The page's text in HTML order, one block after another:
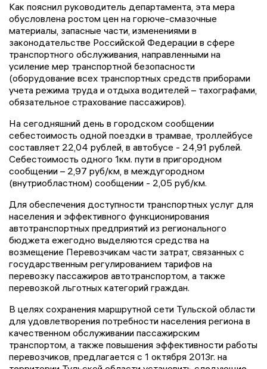
Как пояснил руководитель департамента, эта мера
обусловлена ростом цен на горюче-смазочные
материалы, запасные части, изменениями в
законодательстве Российской Федерации в сфере
транспортного обслуживания, направленными на
усиление мер транспортной безопасности
(оборудование всех транспортных средств приборами
учета режима труда и отдыха водителей – тахографами,
обязательное страхование пассажиров).
На сегодняшний день в городском сообщении
себестоимость одной поездки в трамвае, троллейбусе
составляет 22,04 рублей, в автобусе - 24,91 рублей.
Себестоимость одного 1км. пути в пригородном
сообщении – 2,97 руб/км, в междугородном
(внутриобластном) сообщении - 2,05 руб/км.
Для обеспечения доступности транспортных услуг для
населения и эффективного функционирования
автотранспортных предприятий из регионального
бюджета ежегодно выделяются средства на
возмещение Перевозчикам части затрат, связанных с
государственным регулированием тарифов на
перевозку пассажиров автотранспортом, а также
перевозкой льготных категорий граждан.
В целях сохранения маршрутной сети Тульской области
для удовлетворения потребности населения региона в
качественном обслуживании пассажирским
транспортом, а также повышения эффективности работы
перевозчиков, предлагается с 1 октября 2013г. на